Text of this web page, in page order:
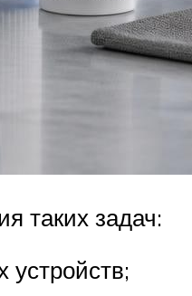
таких задач:
устройств;